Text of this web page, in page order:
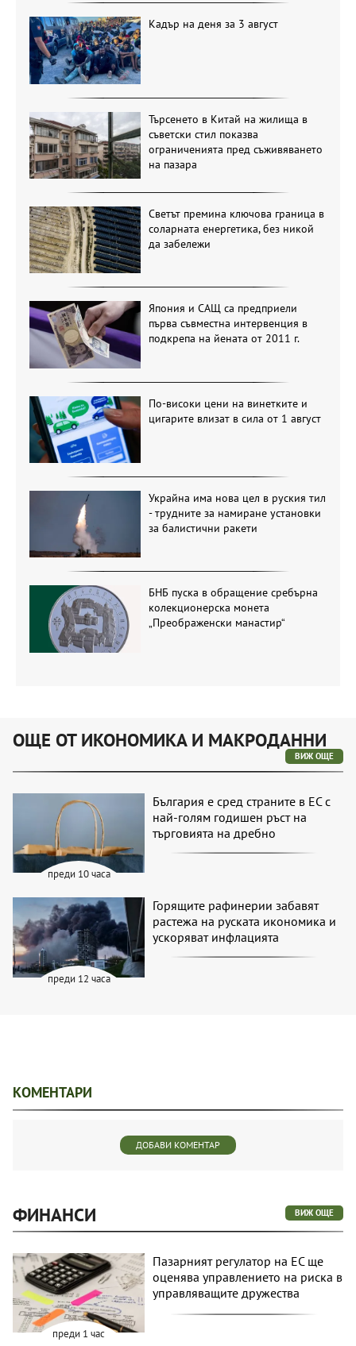
Кадър на деня за 3 август
Търсенето в Китай на жилища в
съветски стил показва
ограниченията пред съживяването
на пазара
Светът премина ключова граница в
соларната енергетика, без никой
да забележи
Япония и САЩ са предприели
първа съвместна интервенция в
подкрепа на йената от 2011 г.
По-високи цени на винетките и
цигарите влизат в сила от 1 август
Украйна има нова цел в руския тил
- трудните за намиране установки
за балистични ракети
БНБ пуска в обращение сребърна
колекционерска монета
„Преображенски манастир“
ОЩЕ ОТ ИКОНОМИКА И МАКРОДАННИ
ВИЖ ОЩЕ
преди 10 часа
България е сред страните в ЕС с
най-голям годишен ръст на
търговията на дребно
преди 12 часа
Горящите рафинерии забавят
растежа на руската икономика и
ускоряват инфлацията
КОМЕНТАРИ
ДОБАВИ КОМЕНТАР
ФИНАНСИ ВИЖ ОЩЕ
преди 1 час
Пазарният регулатор на ЕС ще
оценява управлението на риска в
управляващите дружества